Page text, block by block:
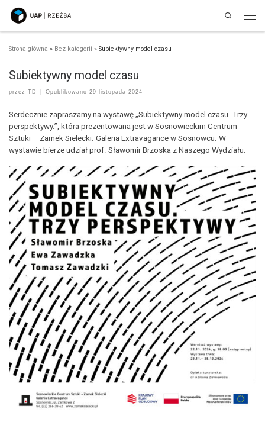
Przejdź do treści
Search
Strona główna » Bez kategorii » Subiektywny model czasu
Subiektywny model czasu
przez TD Opublikowano 29 listopada 2024
Serdecznie zapraszamy na wystawę „Subiektywny model czasu. Trzy
perspektywy.”, która prezentowana jest w Sosnowieckim Centrum
Sztuki – Zamek Sielecki. Galeria Extravagance w Sosnowcu. W
wystawie bierze udział prof. Sławomir Brzoska z Naszego Wydziału.